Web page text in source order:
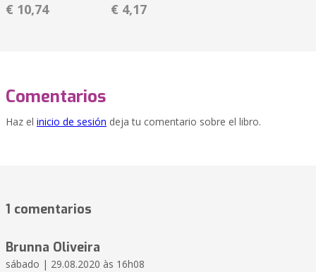
€ 10,74 € 4,17
Comentarios
Haz el inicio de sesión deja tu comentario sobre el libro.
1 comentarios
Brunna Oliveira
sábado | 29.08.2020 às 16h08